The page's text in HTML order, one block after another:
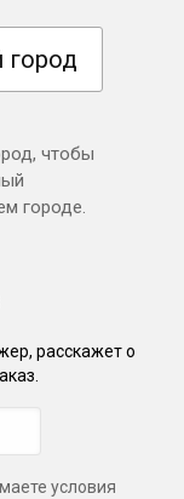
город
чтобы
городе.
расскажет о
условия